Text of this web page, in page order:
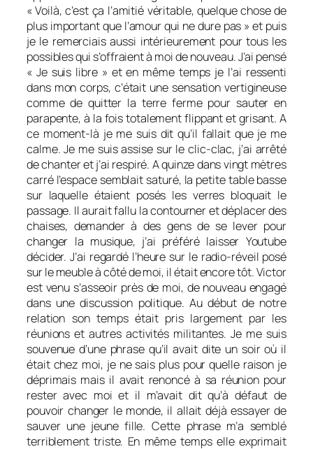
« Voilà, c’est ça l’amitié véritable, quelque chose de
plus important que l’amour qui ne dure pas » et puis
je le remerciais aussi intérieurement pour tous les
possibles qui s’offraient à moi de nouveau. J’ai pensé
« Je suis libre » et en même temps je l’ai ressenti
dans mon corps, c’était une sensation vertigineuse
comme de quitter la terre ferme pour sauter en
parapente, à la fois totalement flippant et grisant. A
ce moment-là je me suis dit qu’il fallait que je me
calme. Je me suis assise sur le clic-clac, j’ai arrêté
de chanter et j’ai respiré. A quinze dans vingt mètres
carré l’espace semblait saturé, la petite table basse
sur laquelle étaient posés les verres bloquait le
passage. Il aurait fallu la contourner et déplacer des
chaises, demander à des gens de se lever pour
changer la musique, j’ai préféré laisser Youtube
décider. J’ai regardé l’heure sur le radio-réveil posé
sur le meuble à côté de moi, il était encore tôt. Victor
est venu s’asseoir près de moi, de nouveau engagé
dans une discussion politique. Au début de notre
relation son temps était pris largement par les
réunions et autres activités militantes. Je me suis
souvenue d’une phrase qu’il avait dite un soir où il
était chez moi, je ne sais plus pour quelle raison je
déprimais mais il avait renoncé à sa réunion pour
rester avec moi et il m’avait dit qu’à défaut de
pouvoir changer le monde, il allait déjà essayer de
sauver une jeune fille. Cette phrase m’a semblé
terriblement triste. En même temps elle exprimait